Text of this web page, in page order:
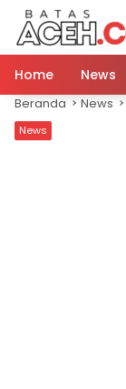
Langsung
konten
Home
News
Beranda News
News